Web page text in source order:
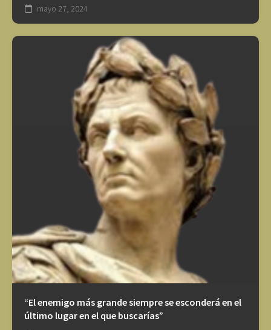
mayo 27, 2024
“El enemigo más grande siempre se esconderá en el
último lugar en el que buscarías”